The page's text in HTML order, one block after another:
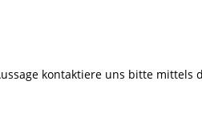
kontaktiere uns bitte mittels